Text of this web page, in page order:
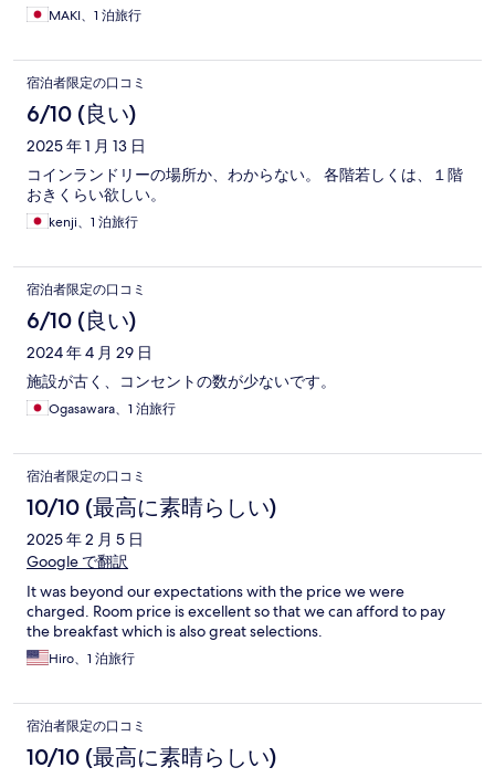
MAKI、1 泊旅行
宿泊者限定の口コミ
6/10 (良い)
2025 年 1 月 13 日
コインランドリーの場所か、わからない。 各階若しくは、１階
おきくらい欲しい。
kenji、1 泊旅行
宿泊者限定の口コミ
6/10 (良い)
2024 年 4 月 29 日
施設が古く、コンセントの数が少ないです。
Ogasawara、1 泊旅行
宿泊者限定の口コミ
10/10 (最高に素晴らしい)
2025 年 2 月 5 日
Google で翻訳
It was beyond our expectations with the price we were
charged. Room price is excellent so that we can afford to pay
the breakfast which is also great selections.
Hiro、1 泊旅行
宿泊者限定の口コミ
10/10 (最高に素晴らしい)